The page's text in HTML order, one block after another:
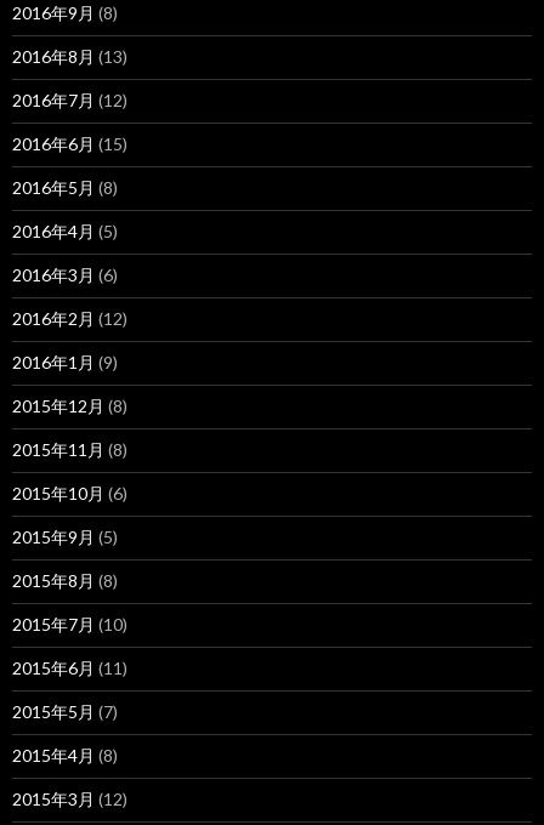
2016年9月 (8)
2016年8月 (13)
2016年7月 (12)
2016年6月 (15)
2016年5月 (8)
2016年4月 (5)
2016年3月 (6)
2016年2月 (12)
2016年1月 (9)
2015年12月 (8)
2015年11月 (8)
2015年10月 (6)
2015年9月 (5)
2015年8月 (8)
2015年7月 (10)
2015年6月 (11)
2015年5月 (7)
2015年4月 (8)
2015年3月 (12)